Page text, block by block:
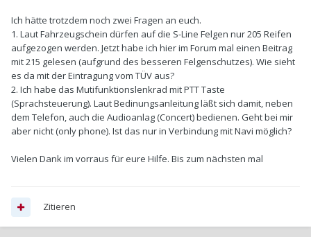
Ich hätte trotzdem noch zwei Fragen an euch.
1. Laut Fahrzeugschein dürfen auf die S-Line Felgen nur 205 Reifen
aufgezogen werden. Jetzt habe ich hier im Forum mal einen Beitrag
mit 215 gelesen (aufgrund des besseren Felgenschutzes). Wie sieht
es da mit der Eintragung vom TÜV aus?
2. Ich habe das Mutifunktionslenkrad mit PTT Taste
(Sprachsteuerung). Laut Bedinungsanleitung läßt sich damit, neben
dem Telefon, auch die Audioanlag (Concert) bedienen. Geht bei mir
aber nicht (only phone). Ist das nur in Verbindung mit Navi möglich?
Vielen Dank im vorraus für eure Hilfe. Bis zum nächsten mal
Zitieren